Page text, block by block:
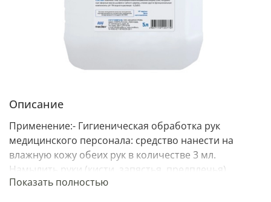
Описание
Применение:- Гигиеническая обработка рук
медицинского персонала: средство нанести на
влажную кожу обеих рук в количестве 3 мл.
Намылить руки (кисти, запястья, предплечья),
обработать полученной пеной в течение 1 минуты,
Показать полностью